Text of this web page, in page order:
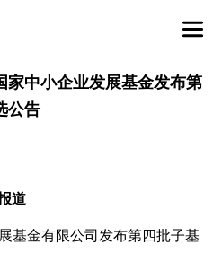
家中小企业发展基金发布第
公告
道
基金有限公司发布第四批子基